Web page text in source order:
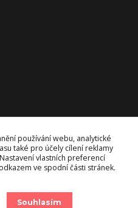
používání webu, analytické
také pro účely cílení reklamy
vlastních preferencí
ve spodní části stránek.
Souhlasím